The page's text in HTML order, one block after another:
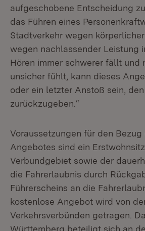
aufgeschobene Entscheidung
das Führen eines
Stadtverkehr wegen
wegen nachlassender Leistung
Hören immer schwerer fällt und
unsicher fühlt, kann dieses
oder ein letzter Anstoß sein,
zurückzugeben.“
Voraussetzungen für den
Angebotes sind ein
Verbundgebiet sowie der
die Fahrerlaubnis durch
Führerscheins an die
kostenlose Angebot wird von
Verkehrsverbünden getragen.
Württemberg beteiligt sich an